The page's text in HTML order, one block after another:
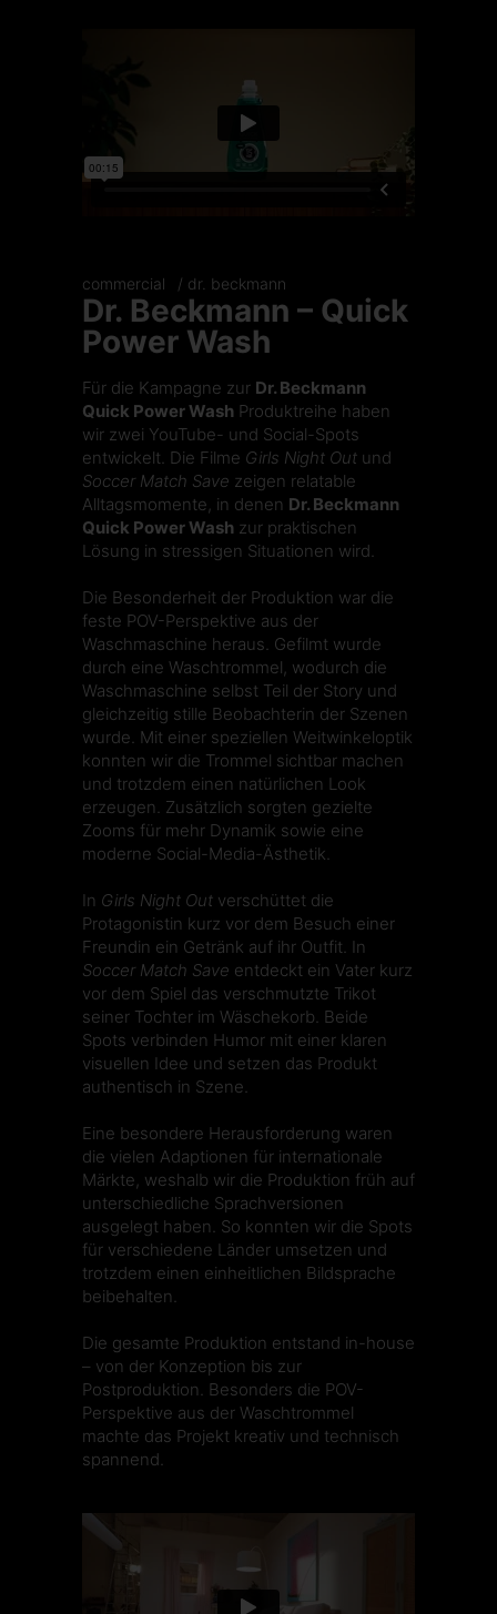
commercial dr. beckmann
Dr. Beckmann – Quick
Power Wash
Für die Kampagne zur Dr. Beckmann
Quick Power Wash Produktreihe haben
wir zwei YouTube- und Social-Spots
entwickelt. Die Filme Girls Night Out und
Soccer Match Save zeigen relatable
Alltagsmomente, in denen Dr. Beckmann
Quick Power Wash zur praktischen
Lösung in stressigen Situationen wird.
Die Besonderheit der Produktion war die
feste POV-Perspektive aus der
Waschmaschine heraus. Gefilmt wurde
durch eine Waschtrommel, wodurch die
Waschmaschine selbst Teil der Story und
gleichzeitig stille Beobachterin der Szenen
wurde. Mit einer speziellen Weitwinkeloptik
konnten wir die Trommel sichtbar machen
und trotzdem einen natürlichen Look
erzeugen. Zusätzlich sorgten gezielte
Zooms für mehr Dynamik sowie eine
moderne Social-Media-Ästhetik.
In Girls Night Out verschüttet die
Protagonistin kurz vor dem Besuch einer
Freundin ein Getränk auf ihr Outfit. In
Soccer Match Save entdeckt ein Vater kurz
vor dem Spiel das verschmutzte Trikot
seiner Tochter im Wäschekorb. Beide
Spots verbinden Humor mit einer klaren
visuellen Idee und setzen das Produkt
authentisch in Szene.
Eine besondere Herausforderung waren
die vielen Adaptionen für internationale
Märkte, weshalb wir die Produktion früh auf
unterschiedliche Sprachversionen
ausgelegt haben. So konnten wir die Spots
für verschiedene Länder umsetzen und
trotzdem einen einheitlichen Bildsprache
beibehalten.
Die gesamte Produktion entstand in-house
– von der Konzeption bis zur
Postproduktion. Besonders die POV-
Perspektive aus der Waschtrommel
machte das Projekt kreativ und technisch
spannend.